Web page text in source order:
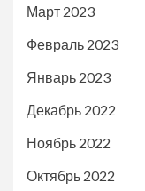
Март 2023
Февраль 2023
Январь 2023
Декабрь 2022
Ноябрь 2022
Октябрь 2022